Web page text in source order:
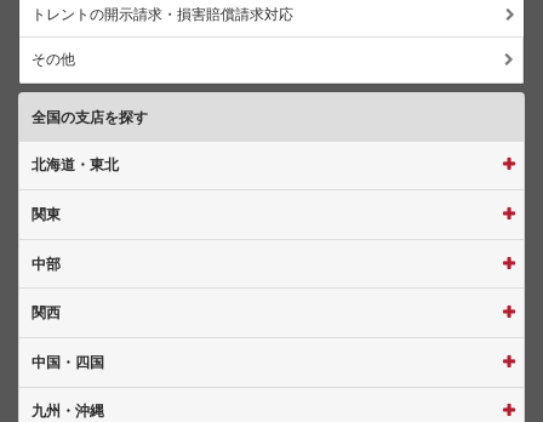
トレントの開示請求・損害賠償請求対応
その他
全国の支店を探す
北海道・東北
関東
中部
関西
中国・四国
九州・沖縄